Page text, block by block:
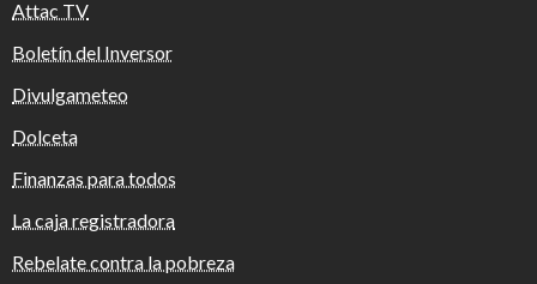
Attac TV
Boletín del Inversor
Divulgameteo
Dolceta
Finanzas para todos
La caja registradora
Rebelate contra la pobreza